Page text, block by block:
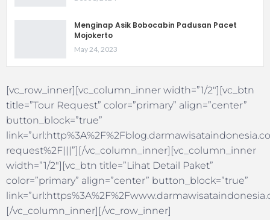
Menginap Asik Bobocabin Padusan Pacet
Mojokerto
May 24, 2023
[vc_row_inner][vc_column_inner width=”1/2″][vc_btn
title=”Tour Request” color=”primary” align=”center”
button_block=”true”
request%2F|||”][/vc_column_inner][vc_column_inner
width=”1/2″][vc_btn title=”Lihat Detail Paket”
color=”primary” align=”center” button_block=”true”
[/vc_column_inner][/vc_row_inner]